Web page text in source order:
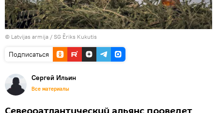
© Latvijas armija / SG Ēriks Kukutis
Подписаться
Сергей Ильин
Все материалы